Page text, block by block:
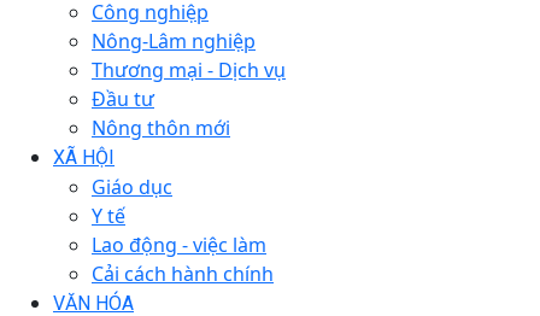
Công nghiệp
Nông-Lâm nghiệp
Thương mại - Dịch vụ
Đầu tư
Nông thôn mới
XÃ HỘI
Giáo dục
Y tế
Lao động - việc làm
Cải cách hành chính
VĂN HÓA